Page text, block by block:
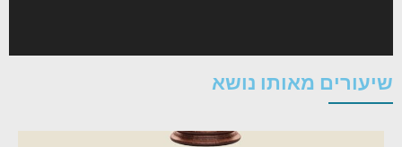
שיעורים מאותו נושא